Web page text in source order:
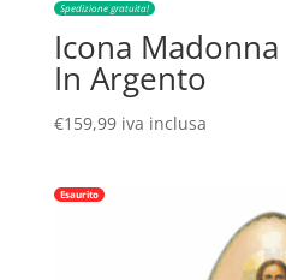
Spedizione gratuita!
Icona
In Argento
€159,99 iva inclusa
Esaurito